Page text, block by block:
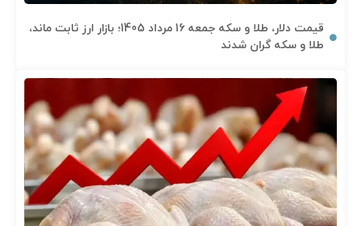
قیمت دلار، طلا و سکه جمعه 16 مرداد 1405؛ بازار ارز ثابت ماند،
طلا و سکه گران شدند